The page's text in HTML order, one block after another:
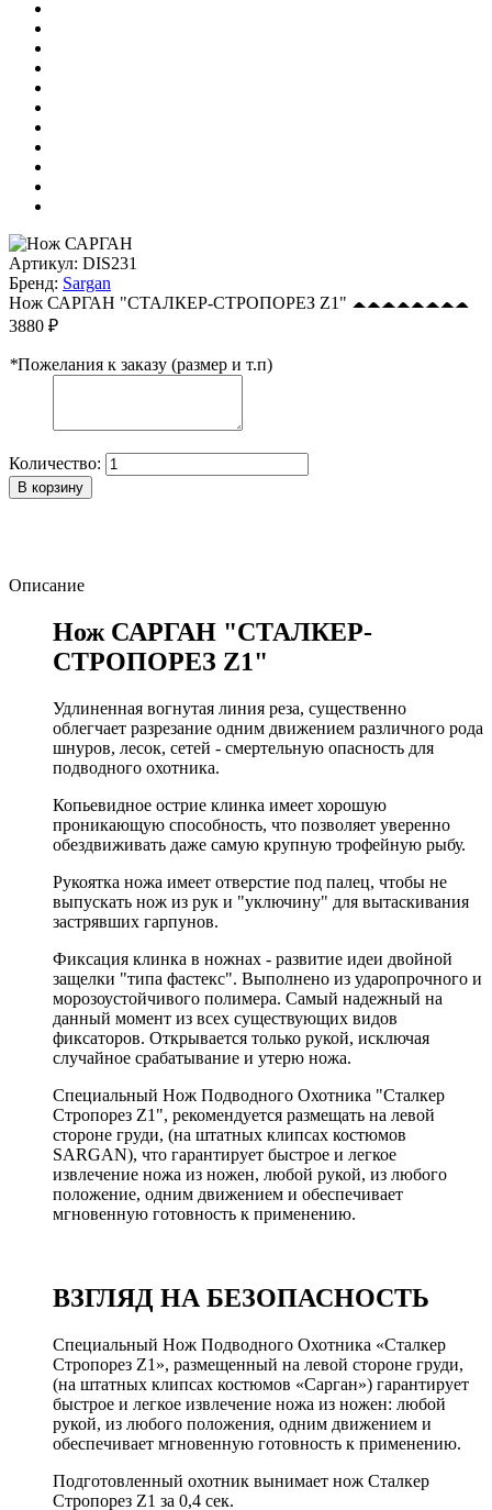
Артикул: DIS231
Бренд: Sargan
Нож САРГАН "СТАЛКЕР-СТРОПОРЕЗ Z1"
3880 ₽
*Пожелания к заказу (размер и т.п)
Количество:
В корзину
Описание
Нож САРГАН "СТАЛКЕР-
СТРОПОРЕЗ Z1"
Удлиненная вогнутая линия реза, существенно
облегчает разрезание одним движением различного рода
шнуров, лесок, сетей - смертельную опасность для
подводного охотника.
Копьевидное острие клинка имеет хорошую
проникающую способность, что позволяет уверенно
обездвиживать даже самую крупную трофейную рыбу.
Рукоятка ножа имеет отверстие под палец, чтобы не
выпускать нож из рук и "уключину" для вытаскивания
застрявших гарпунов.
Фиксация клинка в ножнах - развитие идеи двойной
защелки "типа фастекс". Выполнено из ударопрочного и
морозоустойчивого полимера. Самый надежный на
данный момент из всех существующих видов
фиксаторов. Открывается только рукой, исключая
случайное срабатывание и утерю ножа.
Специальный Нож Подводного Охотника "Сталкер
Стропорез Z1", рекомендуется размещать на левой
стороне груди, (на штатных клипсах костюмов
SARGAN), что гарантирует быстрое и легкое
извлечение ножа из ножен, любой рукой, из любого
положение, одним движением и обеспечивает
мгновенную готовность к применению.
ВЗГЛЯД НА БЕЗОПАСНОСТЬ
Специальный Нож Подводного Охотника «Сталкер
Стропорез Z1», размещенный на левой стороне груди,
(на штатных клипсах костюмов «Сарган») гарантирует
быстрое и легкое извлечение ножа из ножен: любой
рукой, из любого положения, одним движением и
обеспечивает мгновенную готовность к применению.
Подготовленный охотник вынимает нож Сталкер
Стропорез Z1 за 0,4 сек.